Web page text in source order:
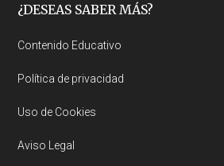
Footer
¿DESEAS SABER MÁS?
Contenido Educativo
Política de privacidad
Uso de Cookies
Aviso Legal